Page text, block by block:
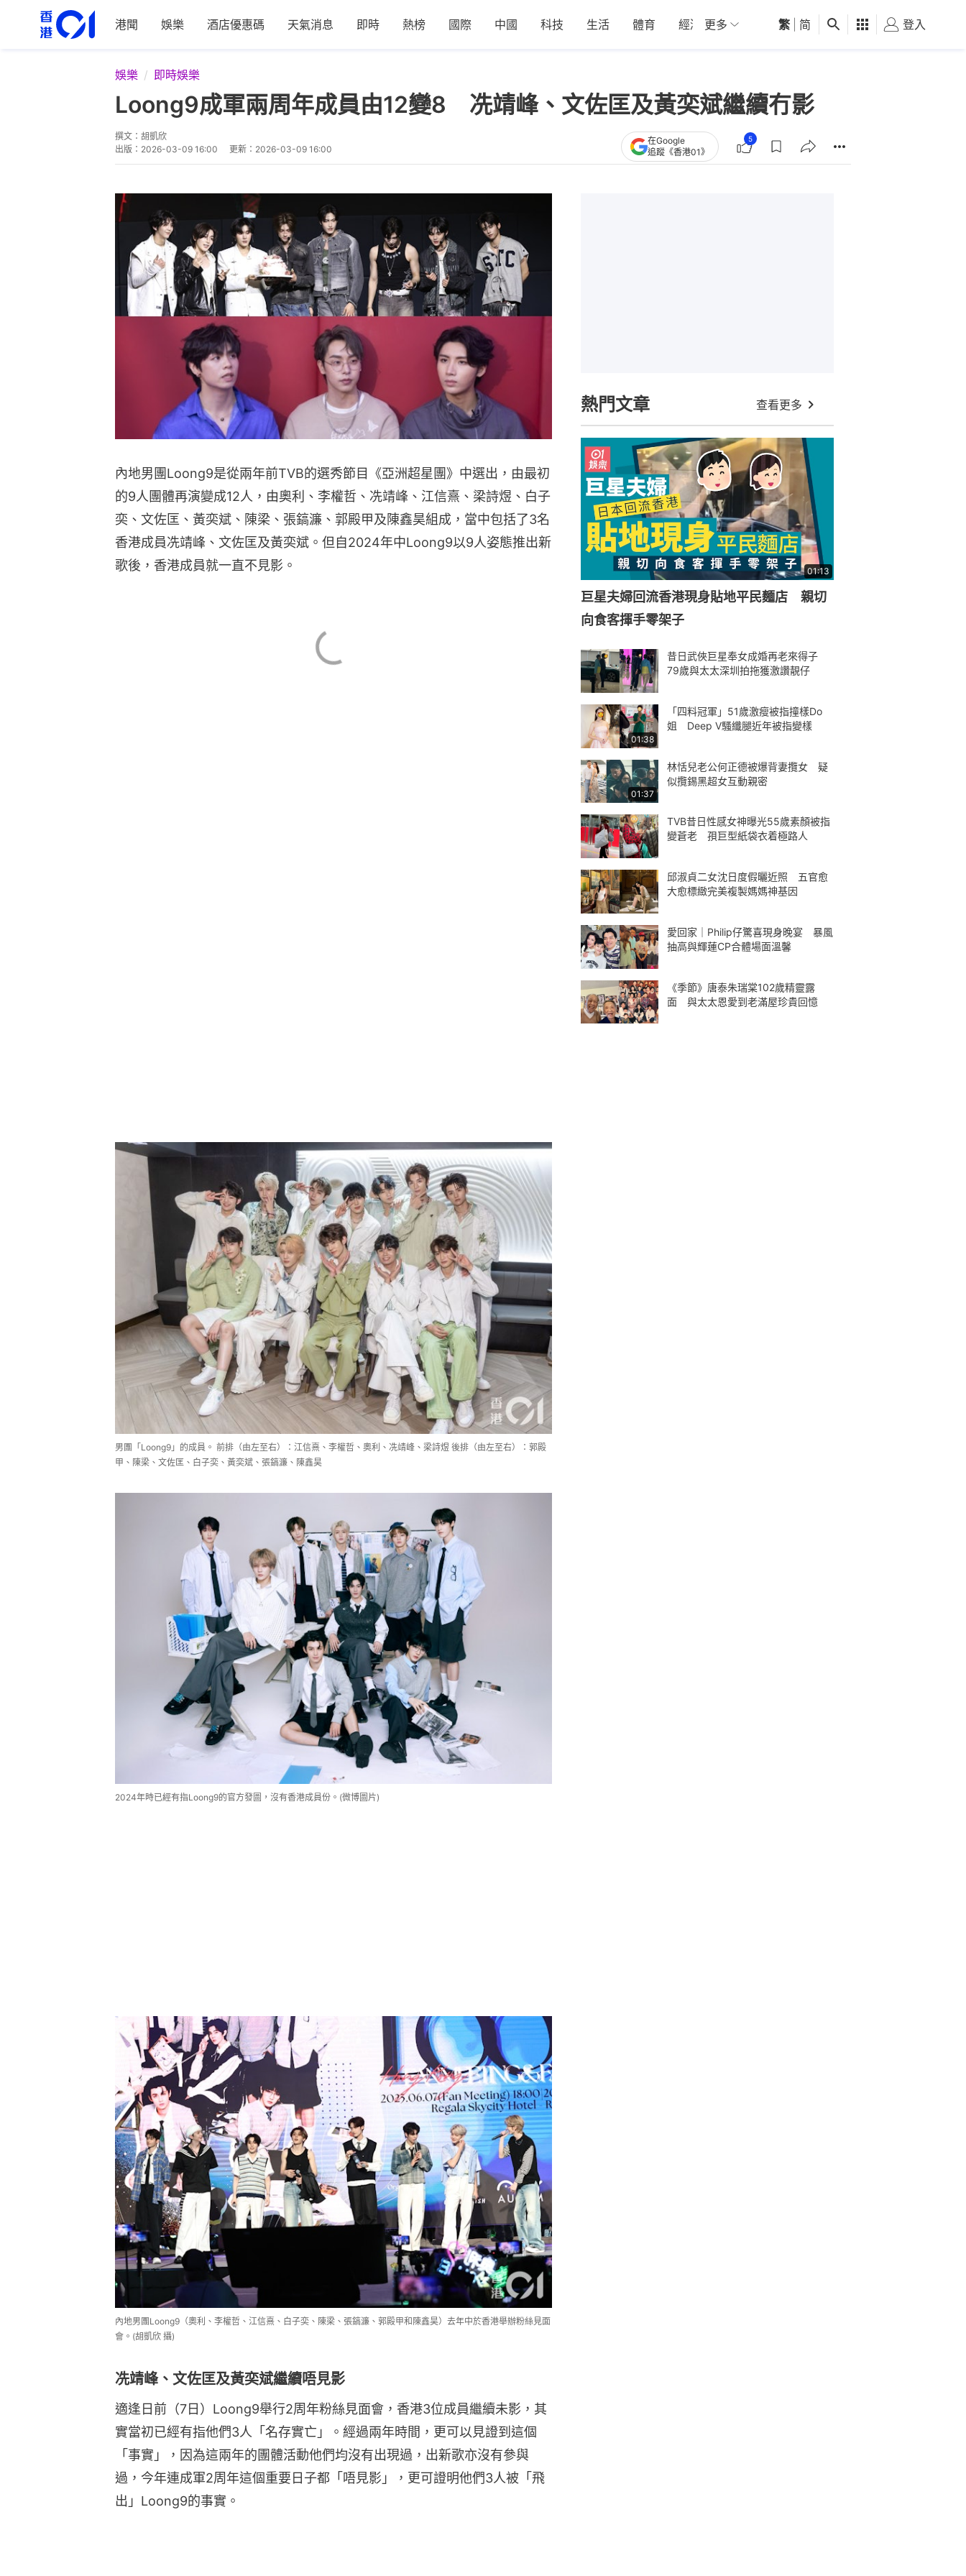
港聞 娛樂 酒店優惠碼 天氣消息 即時 熱榜 國際 中國 科技 生活 體育 經濟 01深圳 觀點 健康 好食玩飛
更多 繁 简 登入
娛樂 即時娛樂
Loong9成軍兩周年成員由12變8 冼靖峰、文佐匡及黃奕斌繼續冇影
撰文： 胡凱欣
出版： 2026-03-09 16:00 更新： 2026-03-09 16:00
在Google
追蹤《香港01》
5
內地男團Loong9是從兩年前TVB的選秀節目《亞洲超星團》中選出，由最初
的9人團體再演變成12人，由奧利、李權哲、冼靖峰、江信熹、梁詩煜、白子
奕、文佐匡、黃奕斌、陳梁、張鎬濂、郭殿甲及陳鑫昊組成，當中包括了3名
香港成員冼靖峰、文佐匡及黃奕斌。但自2024年中Loong9以9人姿態推出新
歌後，香港成員就一直不見影。
男團「Loong9」的成員。 前排（由左至右）：江信熹、李權哲、奧利、冼靖峰、梁詩煜 後排（由左至右）：郭殿
甲、陳梁、文佐匡、白子奕、黃奕斌、張鎬濂、陳鑫昊
2024年時已經有指Loong9的官方發圖，沒有香港成員份。(微博圖片)
內地男團Loong9（奧利、李權哲、江信熹、白子奕、陳梁、張鎬濂、郭殿甲和陳鑫昊）去年中於香港舉辦粉絲見面
會。(胡凱欣 攝)
冼靖峰、文佐匡及黃奕斌繼續唔見影
適逢日前（7日）Loong9舉行2周年粉絲見面會，香港3位成員繼續未影，其
實當初已經有指他們3人「名存實亡」。經過兩年時間，更可以見證到這個
「事實」，因為這兩年的團體活動他們均沒有出現過，出新歌亦沒有參與
過，今年連成軍2周年這個重要日子都「唔見影」，更可證明他們3人被「飛
出」Loong9的事實。
熱門文章 查看更多
01:13
巨星夫婦回流香港現身貼地平民麵店 親切
向食客揮手零架子
昔日武俠巨星奉女成婚再老來得子
79歲與太太深圳拍拖獲激讚靚仔
01:38
「四料冠軍」51歲激瘦被指撞樣Do
姐 Deep V騷纖腿近年被指變樣
01:37
林恬兒老公何正德被爆背妻攬女 疑
似攬錫黑超女互動親密
TVB昔日性感女神曝光55歲素顏被指
變蒼老 孭巨型紙袋衣着極路人
邱淑貞二女沈日度假曬近照 五官愈
大愈標緻完美複製媽媽神基因
愛回家｜Philip仔驚喜現身晚宴 暴風
抽高與輝蓮CP合體場面溫馨
《季節》唐泰朱瑞棠102歲精靈露
面 與太太恩愛到老滿屋珍貴回憶